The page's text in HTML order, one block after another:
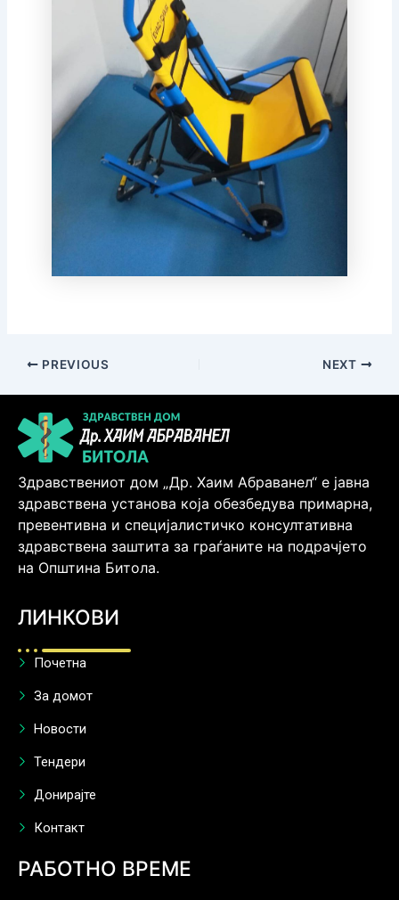
PREVIOUS NEXT
Здравствениот дом „Др. Хаим Абраванел“ е јавна
здравствена установа која обезбедува примарна,
превентивна и специјалистичко консултативна
здравствена заштита за граѓаните на подрачјето
на Општина Битола.
ЛИНКОВИ
Почетна
За домот
Новости
Тендери
Донирајте
Контакт
РАБОТНО ВРЕМЕ